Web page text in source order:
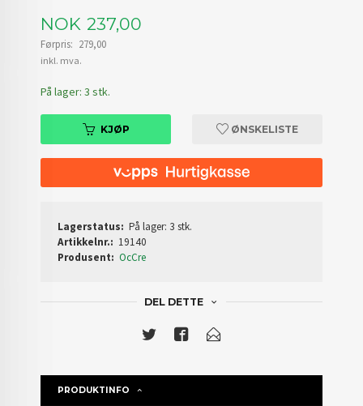
Tilbud
NOK 237,00
Førpris: 279,00
Rabatt
inkl. mva.
På lager: 3 stk.
KJØP ØNSKELISTE
Lagerstatus: På lager: 3 stk.
Artikkelnr.: 19140
Produsent: OcCre
DEL DETTE
PRODUKTINFO